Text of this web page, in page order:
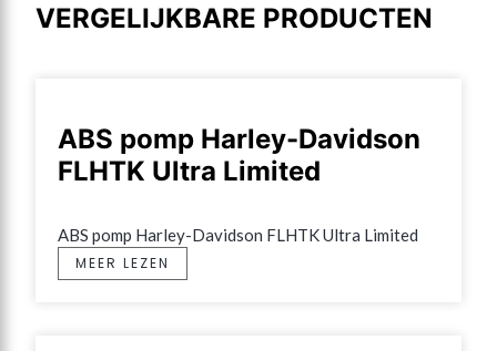
VERGELIJKBARE PRODUCTEN
ABS pomp Harley-Davidson
FLHTK Ultra Limited
ABS pomp Harley-Davidson FLHTK Ultra Limited
MEER LEZEN